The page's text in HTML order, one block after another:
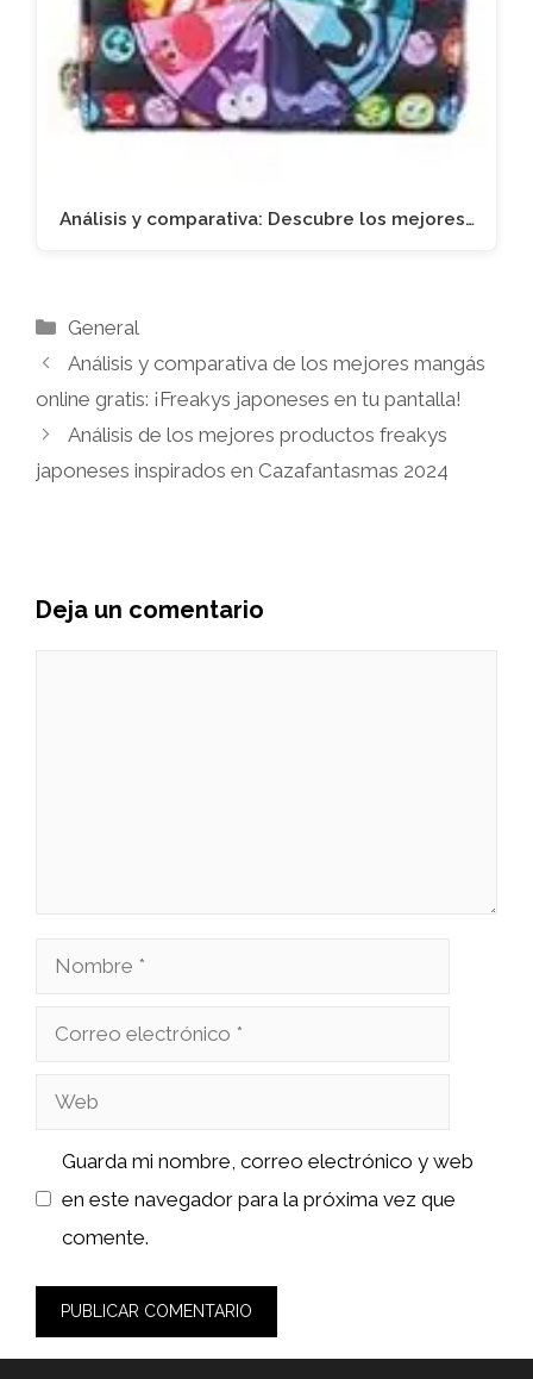
Análisis y comparativa: Descubre los mejores…
Categorías
General
Análisis y comparativa de los mejores mangás
online gratis: ¡Freakys japoneses en tu pantalla!
Análisis de los mejores productos freakys
japoneses inspirados en Cazafantasmas 2024
Deja un comentario
Nombre
Correo
Web
Guarda mi nombre, correo electrónico y web
en este navegador para la próxima vez que
comente.